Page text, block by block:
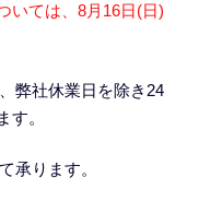
いては、8月16日(日)
弊社休業日を除き24
す。
承ります。